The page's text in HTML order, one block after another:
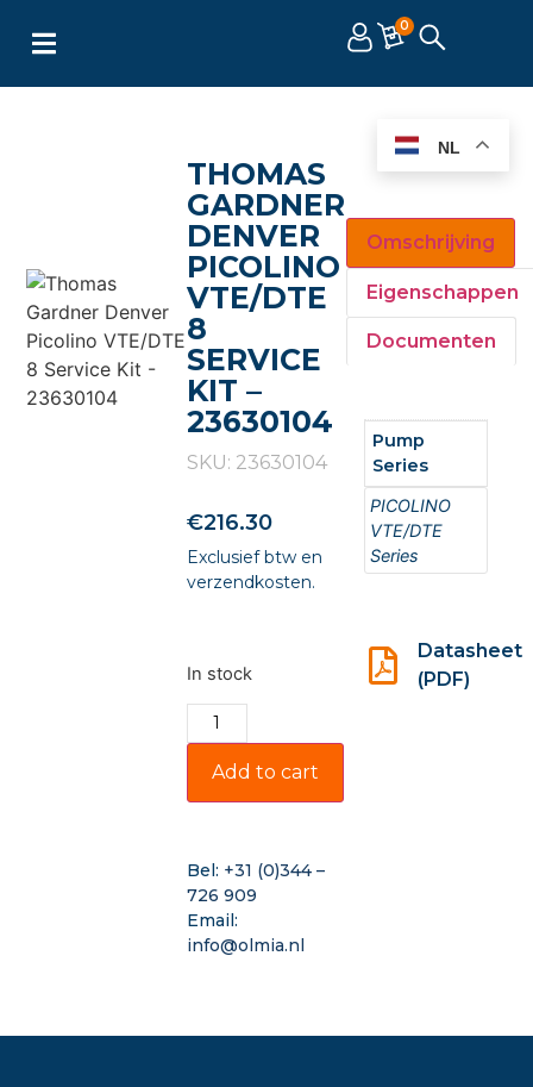
0
THOMAS
GARDNER
DENVER
PICOLINO
VTE/DTE
8
SERVICE
KIT –
23630104
SKU: 23630104
€216.30
Exclusief btw en
verzendkosten.
In stock
Add to cart
Bel: +31 (0)344 –
726 909
Email:
info@olmia.nl
Omschrijving
Eigenschappen
Documenten
Pump
Series
PICOLINO
VTE/DTE
Series
Datasheet
(PDF)
NL